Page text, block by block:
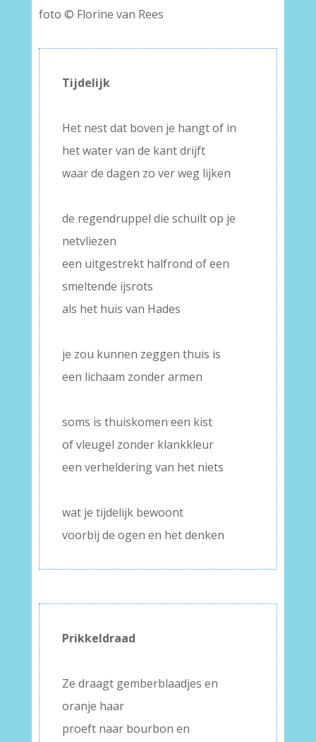
foto © Florine van Rees
Tijdelijk
Het nest dat boven je hangt of in
het water van de kant drijft
waar de dagen zo ver weg lijken
de regendruppel die schuilt op je
netvliezen
een uitgestrekt halfrond of een
smeltende ijsrots
als het huis van Hades
je zou kunnen zeggen thuis is
een lichaam zonder armen
soms is thuiskomen een kist
of vleugel zonder klankkleur
een verheldering van het niets
wat je tijdelijk bewoont
voorbij de ogen en het denken
Prikkeldraad
Ze draagt gemberblaadjes en
oranje haar
proeft naar bourbon en